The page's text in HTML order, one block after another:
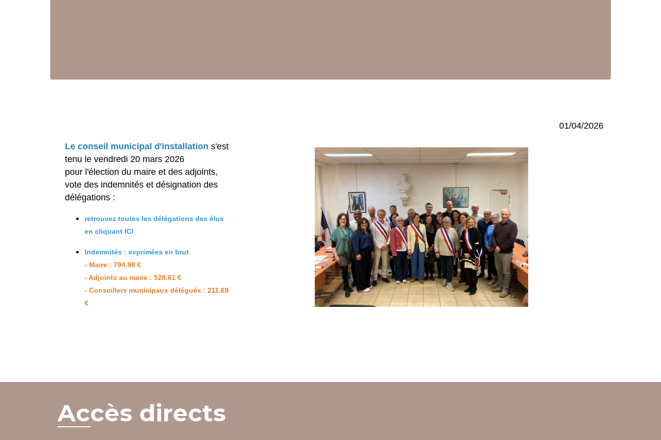
01/04/2026
Le conseil municipal d'installation s'est
tenu le vendredi 20 mars 2026
pour l'élection du maire et des adjoints,
vote des indemnités et désignation des
délégations :
retrouvez toutes les délégations des élus
en cliquant ICI
Indemnités : exprimées en brut
- Maire : 794.98 €
- Adjoints au maire : 528.61 €
- Conseillers municipaux délégués : 211.69
€
Accès directs